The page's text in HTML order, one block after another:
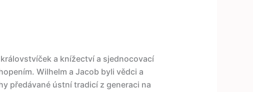
a knížectví a sjednocovací
Wilhelm a Jacob byli vědci a
předávané ústní tradicí z generaci na